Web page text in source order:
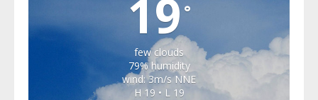
19 °
few clouds
79% humidity
wind: 3m/s NNE
H 19 • L 19